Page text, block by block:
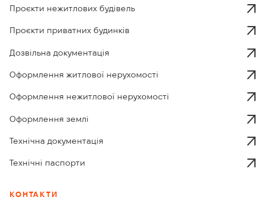
Проєкти нежитлових будівель
Проєкти приватних будинків
Дозвільна документація
Оформлення житлової нерухомості
Оформлення нежитлової нерухомості
Оформлення землі
Технічна документація
Технічні паспорти
КОНТАКТИ